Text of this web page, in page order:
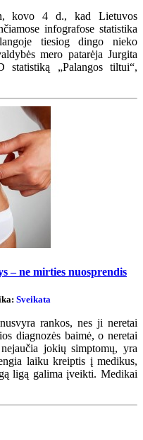
kovo 4 d., kad Lietuvos
infografose statistika
tiesiog dingo nieko
mero patarėja Jurgita
„Palangos tiltui“,
– ne mirties nuosprendis
Sveikata
rankos, nes ji neretai
diagnozės baimė, o neretai
jokių simptomų, yra
laiku kreiptis į medikus,
ligą galima įveikti. Medikai